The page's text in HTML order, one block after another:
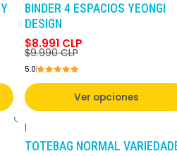
BINDER 4 ESPACIOS YEONGI
DESIGN
$8.991 CLP
$9.990 CLP
5.0
Ver opciones
|
TOTEBAG NORMAL